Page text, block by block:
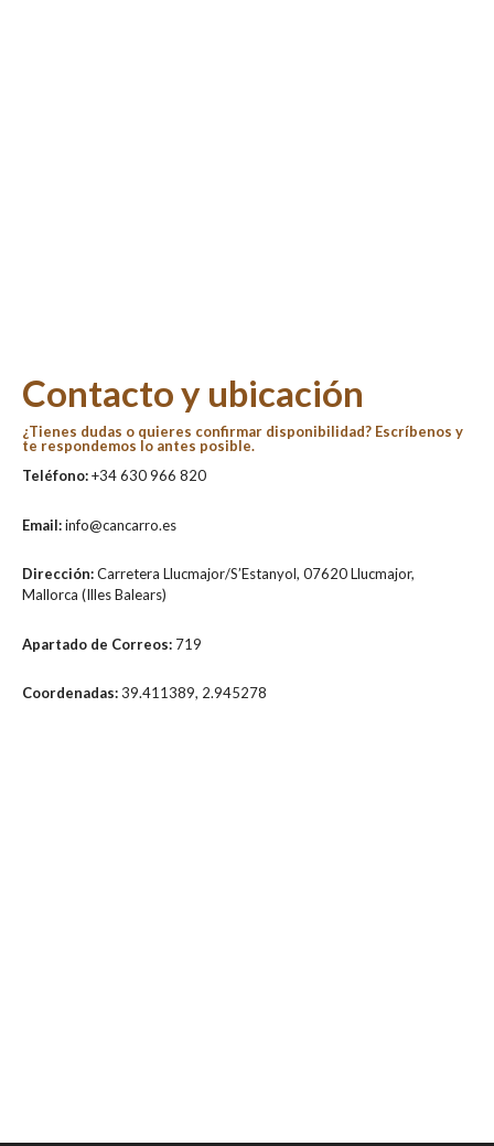
Contacto y ubicación
¿Tienes dudas o quieres confirmar disponibilidad? Escríbenos y
te respondemos lo antes posible.
Teléfono:+34 630 966 820
Email:info@cancarro.es
Dirección:Carretera Llucmajor/S’Estanyol, 07620 Llucmajor,
Mallorca (Illes Balears)
Apartado de Correos: 719
Coordenadas:39.411389, 2.945278